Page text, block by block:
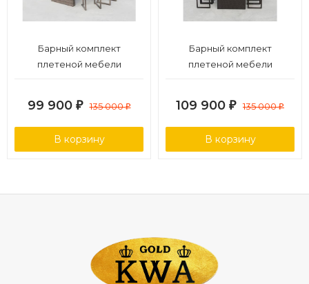
Барный комплект
плетеной мебели
99 900 ₽ 135 000₽
В корзину
Барный комплект
плетеной мебели
109 900 ₽ 135 000₽
В корзину